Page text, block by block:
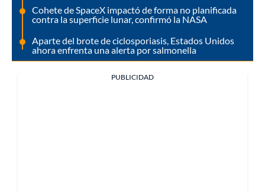
Cohete de SpaceX impactó de forma no planificada
contra la superficie lunar, confirmó la NASA
Aparte del brote de ciclosporiasis, Estados Unidos
ahora enfrenta una alerta por salmonella
PUBLICIDAD